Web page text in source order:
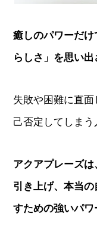
癒しのパワーだ
らしさ」を思い出
失敗や困難に直
己否定してしまう
アクアプレーズ
引き上げ、本当
すための強いパワ